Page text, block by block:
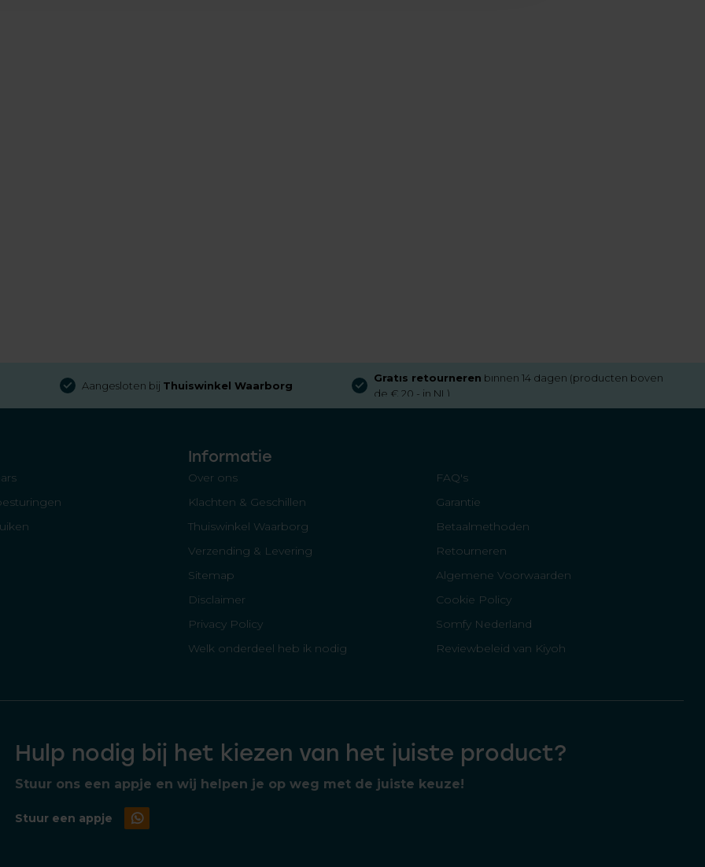
Aangesloten bij Thuiswinkel Waarborg
Gratis retourneren binnen 14 dagen (producten boven
de € 20,- in NL)
Informatie
Over ons
FAQ's
Klachten & Geschillen
Garantie
Thuiswinkel Waarborg
Betaalmethoden
Verzending & Levering
Retourneren
Sitemap
Algemene Voorwaarden
Disclaimer
Cookie Policy
Privacy Policy
Somfy Nederland
Welk onderdeel heb ik nodig
Reviewbeleid van Kiyoh
Hulp nodig bij het kiezen van het juiste product?
Stuur ons een appje en wij helpen je op weg met de juiste keuze!
Stuur een appje